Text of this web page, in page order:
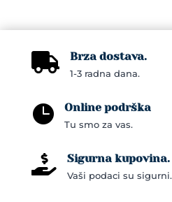
 Brza dostava.
1-3 radna dana.
 Online podrška
Tu smo za vas.
 Sigurna kupovina.
Vaši podaci su sigurni.